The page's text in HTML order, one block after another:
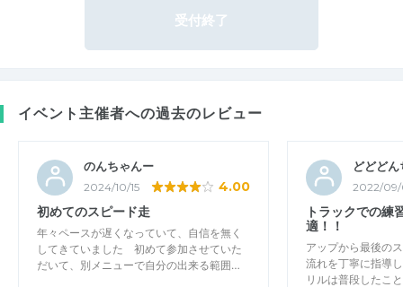
受付終了
イベント主催者への過去のレビュー
のんちゃんー
2024/10/15 4.00
初めてのスピード走
年々ペースが遅くなっていて、自信を無く
してきていました 初めて参加させていた
だいて、別メニューで自分の出来る範囲…
どどど
2022/
トラックでの練
適！！
アップから最後の
流れを丁寧に指導
リルは普段したこ